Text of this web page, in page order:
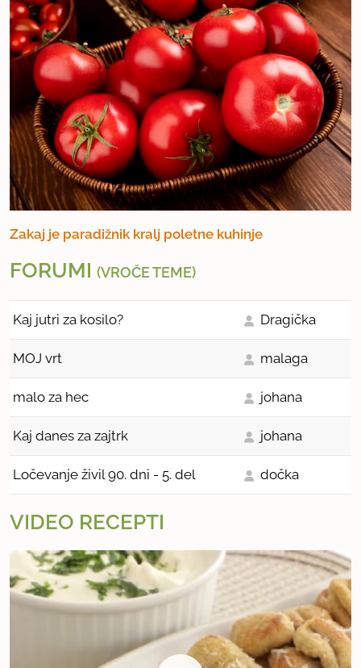
Zakaj je paradižnik kralj poletne kuhinje
FORUMI (VROČE TEME)
Kaj jutri za kosilo? Dragička
MOJ vrt malaga
malo za hec johana
Kaj danes za zajtrk johana
Ločevanje živil 90. dni - 5. del dočka
VIDEO RECEPTI